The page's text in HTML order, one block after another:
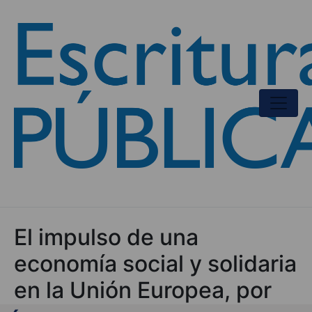
El impulso de una
economía social y solidaria
en la Unión Europea, por